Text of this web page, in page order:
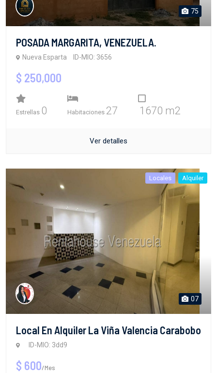
75
POSADA MARGARITA, VENEZUELA.
Nueva Esparta ID-MIO: 3656
$ 250,000
Estrellas 0 Habitaciones 27 1670 m2
Ver detalles
Locales Alquiler
07
Local En Alquiler La Viña Valencia Carabobo
ID-MIO: 3dd9
$ 600/Mes